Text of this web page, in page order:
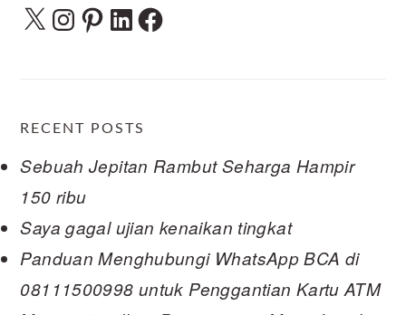
X Instagram
Pinterest
LinkedInFacebook
RECENT POSTS
Sebuah Jepitan Rambut Seharga Hampir
150 ribu
Saya gagal ujian kenaikan tingkat
Panduan Menghubungi WhatsApp BCA di
08111500998 untuk Penggantian Kartu ATM